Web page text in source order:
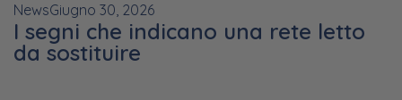
NewsGiugno 30, 2026
I segni che indicano una rete letto
da sostituire